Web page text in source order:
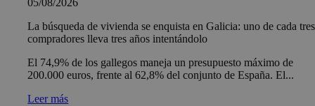
La búsqueda de vivienda se enquista en Galicia: uno de cada tres
compradores lleva tres años intentándolo
El 74,9% de los gallegos maneja un presupuesto máximo de
200.000 euros, frente al 62,8% del conjunto de España. El...
Leer más